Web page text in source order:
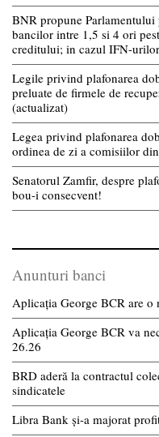
BNR propune
bancilor intre 1,5 si 4 ori
creditului; in cazul IFN-
Legile privind plafonarea
preluate de firmele de
(actualizat)
Legea privind plafonarea
ordinea de zi a comisiilor
Senatorul Zamfir, despre
bou-i consecvent!
Anunturi banci
Aplicația George BCR are o
Aplicația George BCR va
26.26
BRD aderă la contractul
sindicatele
Libra Bank și-a majorat